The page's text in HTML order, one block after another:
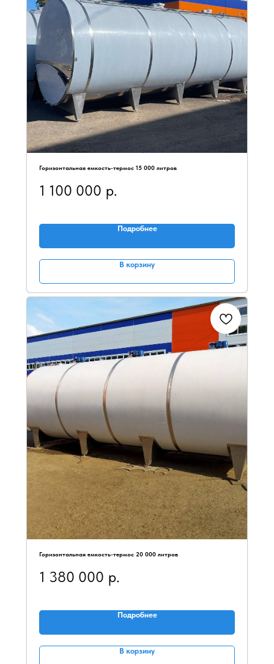
Горизонтальная емкость-термос 15 000 литров
1 100 000 р.
Подробнее
В корзину
Горизонтальная емкость-термос 20 000 литров
1 380 000 р.
Подробнее
В корзину